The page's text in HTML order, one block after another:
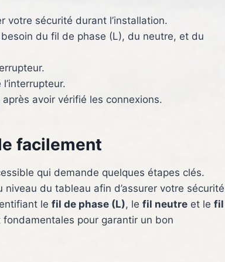
votre sécurité durant l’installation.
du fil de phase (L), du neutre, et du
avoir vérifié les connexions.
facilement
qui demande quelques étapes clés.
du tableau afin d’assurer votre sécurité
le fil de phase (L), le fil neutreet le fil
pour garantir un bon